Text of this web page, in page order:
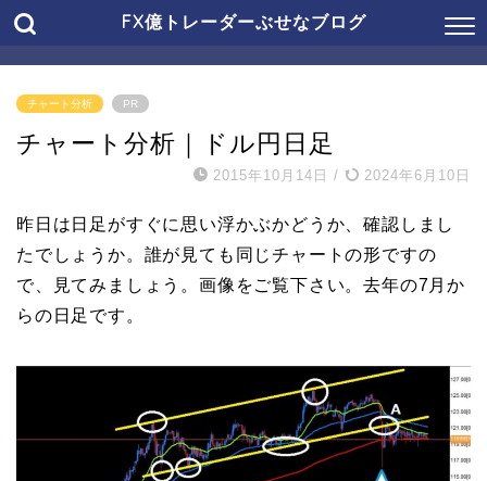
FX億トレーダーぶせなブログ
チャート分析 PR
チャート分析｜ドル円日足
2015年10月14日 / 2024年6月10日
昨日は日足がすぐに思い浮かぶかどうか、確認しまし
たでしょうか。誰が見ても同じチャートの形ですの
で、見てみましょう。画像をご覧下さい。去年の7月か
らの日足です。